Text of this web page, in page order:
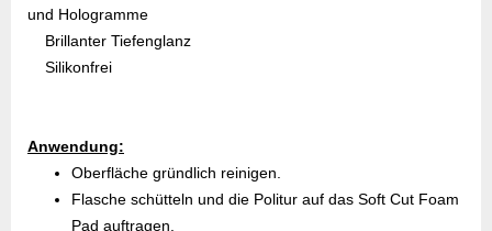
und Hologramme
Brillanter Tiefenglanz
Silikonfrei
Anwendung:
Oberfläche gründlich reinigen.
Flasche schütteln und die Politur auf das Soft Cut Foam
Pad auftragen.